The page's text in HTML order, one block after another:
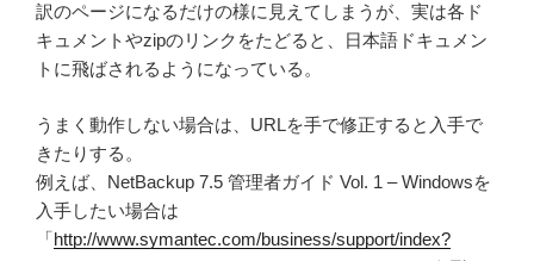
訳のページになるだけの様に見えてしまうが、実は各ド
キュメントやzipのリンクをたどると、日本語ドキュメン
トに飛ばされるようになっている。
うまく動作しない場合は、URLを手で修正すると入手で
きたりする。
例えば、NetBackup 7.5 管理者ガイド Vol. 1 – Windowsを
入手したい場合は
「http://www.symantec.com/business/support/index?